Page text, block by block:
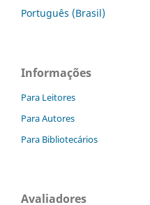
Português (Brasil)
Informações
Para Leitores
Para Autores
Para Bibliotecários
Avaliadores